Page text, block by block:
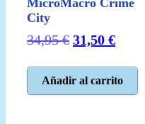
City
34,95€ El
original
era:
31,50 €El
actual
es:
Añadir al carrito